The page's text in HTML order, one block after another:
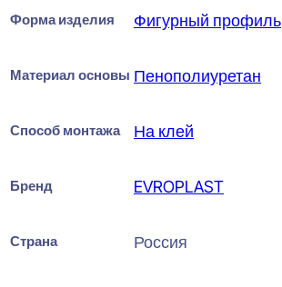
Форма изделия Фигурный профиль
Материал основы Пенополиуретан
Способ монтажа На клей
Бренд EVROPLAST
Страна Россия